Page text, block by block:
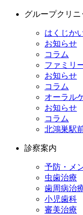
グループクリニ
はくじか
お知らせ
コラム
ファミリ
お知らせ
コラム
オーラル
お知らせ
コラム
北鴻巣駅
診察案内
予防・メ
虫歯治療
歯周病治
小児歯科
審美治療